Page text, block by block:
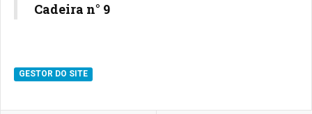
Cadeira n° 9
GESTOR DO SITE